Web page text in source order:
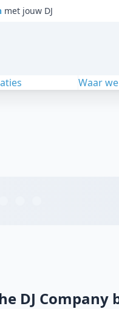
met jouw DJ
Waar
DJ Company